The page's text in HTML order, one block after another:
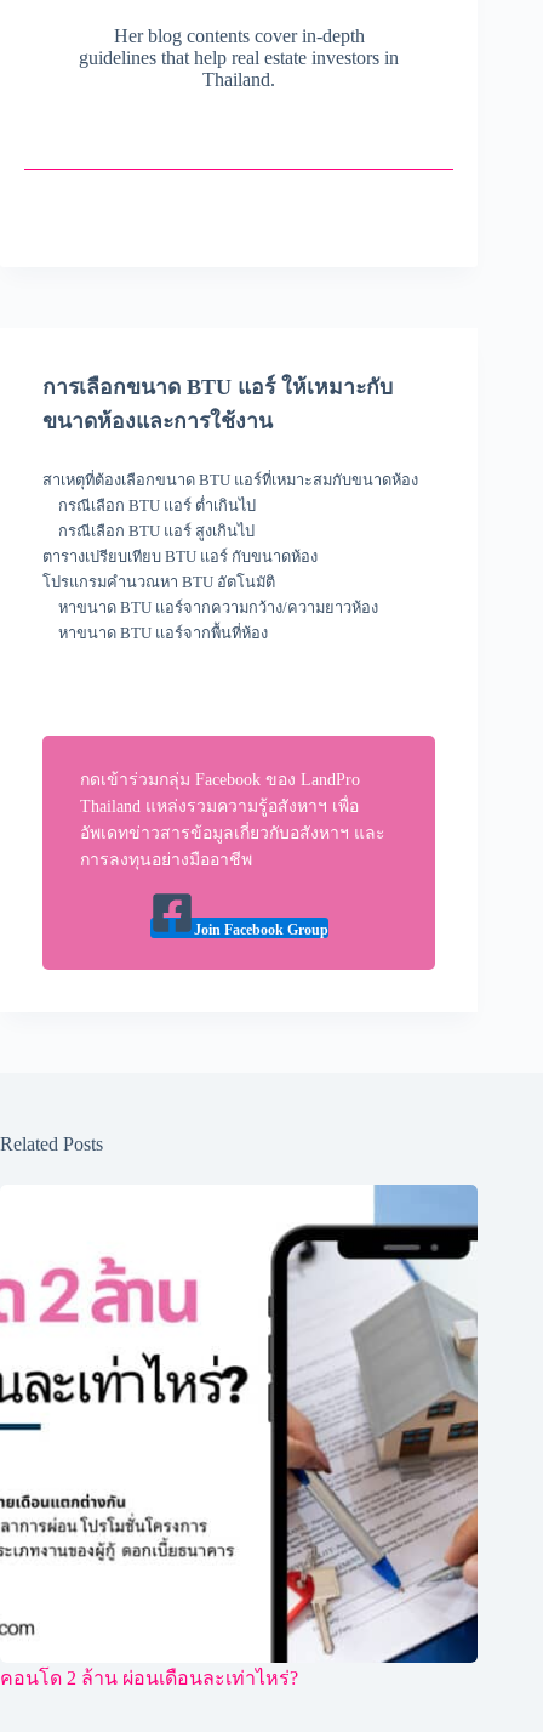
Her blog contents cover in-depth
guidelines that help real estate investors in
Thailand.
การเลือกขนาด BTU แอร์ ให้เหมาะกับ
ขนาดห้องและการใช้งาน
สาเหตุที่ต้องเลือกขนาด BTU แอร์ที่เหมาะสมกับขนาดห้อง
กรณีเลือก BTU แอร์ ต่ำเกินไป
กรณีเลือก BTU แอร์ สูงเกินไป
ตารางเปรียบเทียบ BTU แอร์ กับขนาดห้อง
โปรแกรมคำนวณหา BTU อัตโนมัติ
หาขนาด BTU แอร์จากความกว้าง/ความยาวห้อง
หาขนาด BTU แอร์จากพื้นที่ห้อง
กดเข้าร่วมกลุ่ม Facebook ของ LandPro
Thailand แหล่งรวมความรู้อสังหาฯ เพื่อ
อัพเดทข่าวสารข้อมูลเกี่ยวกับอสังหาฯ และ
การลงทุนอย่างมืออาชีพ
Join Facebook Group
Related Posts
คอนโด 2 ล้าน ผ่อนเดือนละเท่าไหร่?